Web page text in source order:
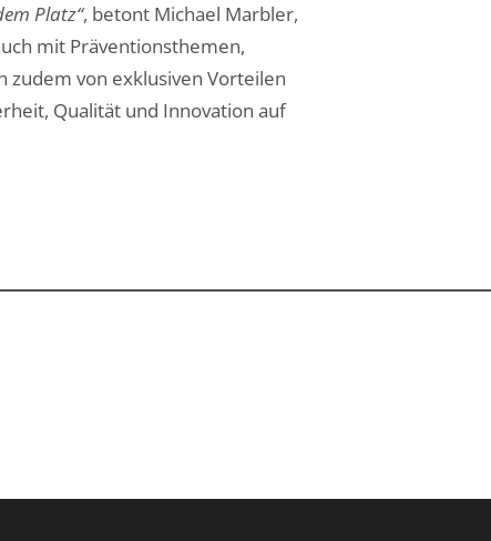
Platz“, betont Michael Marbler,
mit Präventionsthemen,
zudem von exklusiven Vorteilen
Qualität und Innovation auf